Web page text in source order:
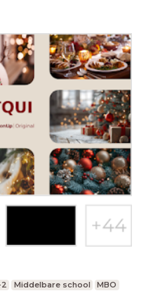
Middelbare school
MBO